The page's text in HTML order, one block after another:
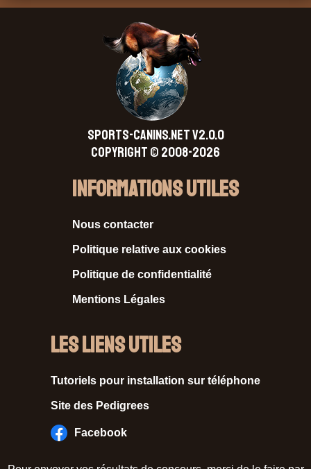
SPORTS-CANINS.NET V2.0.0
Copyright © 2008-2026
Informations Utiles
Nous contacter
Politique relative aux cookies
Politique de confidentialité
Mentions Légales
Les liens utiles
Tutoriels pour installation sur téléphone
Site des Pedigrees
Facebook